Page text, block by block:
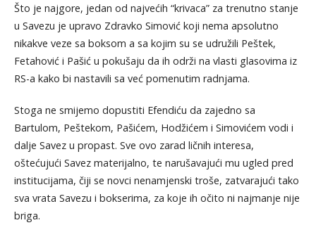
Što je najgore, jedan od najvećih “krivaca” za trenutno stanje
u Savezu je upravo Zdravko Simović koji nema apsolutno
nikakve veze sa boksom a sa kojim su se udružili Peštek,
Fetahović i Pašić u pokušaju da ih održi na vlasti glasovima iz
RS-a kako bi nastavili sa već pomenutim radnjama.
Stoga ne smijemo dopustiti Efendiću da zajedno sa
Bartulom, Peštekom, Pašićem, Hodžićem i Simovićem vodi i
dalje Savez u propast. Sve ovo zarad ličnih interesa,
oštećujući Savez materijalno, te narušavajući mu ugled pred
institucijama, čiji se novci nenamjenski troše, zatvarajući tako
sva vrata Savezu i bokserima, za koje ih očito ni najmanje nije
briga.